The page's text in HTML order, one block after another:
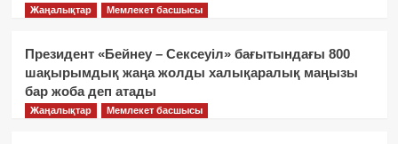
Жаңалықтар Мемлекет басшысы
Президент «Бейнеу – Сексеуіл» бағытындағы 800
шақырымдық жаңа жолды халықаралық маңызы
бар жоба деп атады
Жаңалықтар Мемлекет басшысы